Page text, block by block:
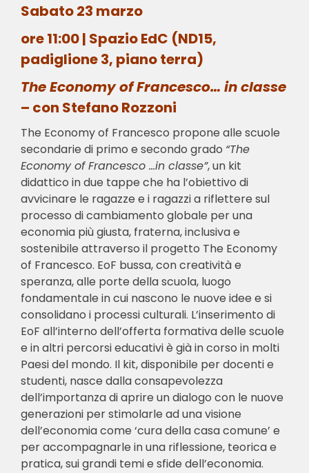
Sabato 23 marzo
ore 11:00 | Spazio EdC (ND15,
padiglione 3, piano terra)
The Economy of Francesco… in classe
– con Stefano Rozzoni
The Economy of Francesco propone alle scuole
secondarie di primo e secondo grado “The
Economy of Francesco …in classe”, un kit
didattico in due tappe che ha l’obiettivo di
avvicinare le ragazze e i ragazzi a riflettere sul
processo di cambiamento globale per una
economia più giusta, fraterna, inclusiva e
sostenibile attraverso il progetto The Economy
of Francesco. EoF bussa, con creatività e
speranza, alle porte della scuola, luogo
fondamentale in cui nascono le nuove idee e si
consolidano i processi culturali. L’inserimento di
EoF all’interno dell’offerta formativa delle scuole
e in altri percorsi educativi è già in corso in molti
Paesi del mondo. Il kit, disponibile per docenti e
studenti, nasce dalla consapevolezza
dell’importanza di aprire un dialogo con le nuove
generazioni per stimolarle ad una visione
dell’economia come ‘cura della casa comune’ e
per accompagnarle in una riflessione, teorica e
pratica, sui grandi temi e sfide dell’economia.